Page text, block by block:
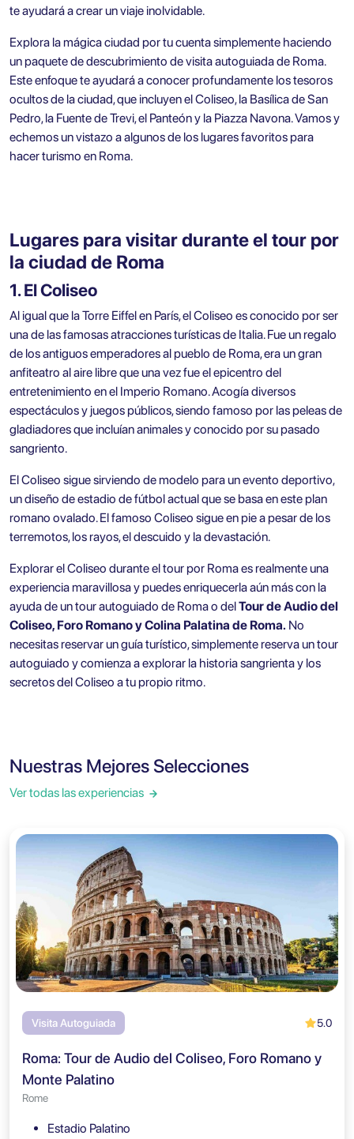
te ayudará a crear un viaje inolvidable.
Explora la mágica ciudad por tu cuenta simplemente haciendo
un paquete de descubrimiento de visita autoguiada de Roma.
Este enfoque te ayudará a conocer profundamente los tesoros
ocultos de la ciudad, que incluyen el Coliseo, la Basílica de San
Pedro, la Fuente de Trevi, el Panteón y la Piazza Navona. Vamos y
echemos un vistazo a algunos de los lugares favoritos para
hacer turismo en Roma.
Lugares para visitar durante el tour por
la ciudad de Roma
1. El Coliseo
Al igual que la Torre Eiffel en París, el Coliseo es conocido por ser
una de las famosas atracciones turísticas de Italia. Fue un regalo
de los antiguos emperadores al pueblo de Roma, era un gran
anfiteatro al aire libre que una vez fue el epicentro del
entretenimiento en el Imperio Romano. Acogía diversos
espectáculos y juegos públicos, siendo famoso por las peleas de
gladiadores que incluían animales y conocido por su pasado
sangriento.
El Coliseo sigue sirviendo de modelo para un evento deportivo,
un diseño de estadio de fútbol actual que se basa en este plan
romano ovalado. El famoso Coliseo sigue en pie a pesar de los
terremotos, los rayos, el descuido y la devastación.
Explorar el Coliseo durante el tour por Roma es realmente una
experiencia maravillosa y puedes enriquecerla aún más con la
ayuda de un tour autoguiado de Roma o delTour de Audio del
Coliseo, Foro Romano y Colina Palatina de Roma. No
necesitas reservar un guía turístico, simplemente reserva un tour
autoguiado y comienza a explorar la historia sangrienta y los
secretos del Coliseo a tu propio ritmo.
Nuestras Mejores Selecciones
Ver todas las experiencias
Visita Autoguiada 5.0
Roma: Tour de Audio del Coliseo, Foro Romano y
Monte Palatino
Rome
Estadio Palatino